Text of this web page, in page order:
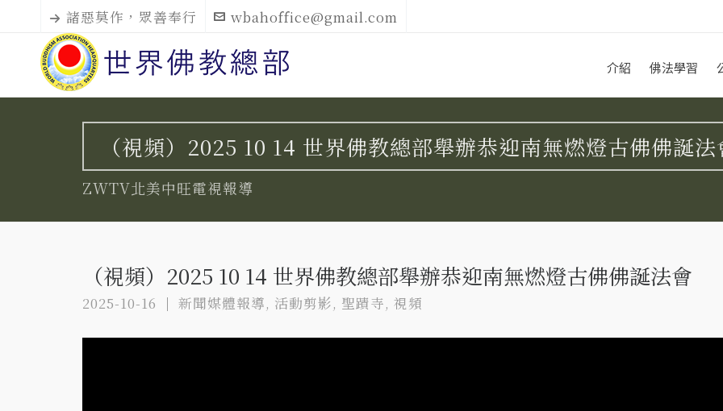
諸惡莫作，眾善奉行 wbahoffice@gmail.com
介紹 佛法學習
（視頻）2025 10 14 世界佛教總部舉辦恭迎南無燃燈古佛佛誕法
ZWTV北美中旺電視報導
（視頻）2025 10 14 世界佛教總部舉辦恭迎南無燃燈古佛佛誕法會
2025-10-16 新聞媒體報導, 活動剪影, 聖蹟寺, 視頻